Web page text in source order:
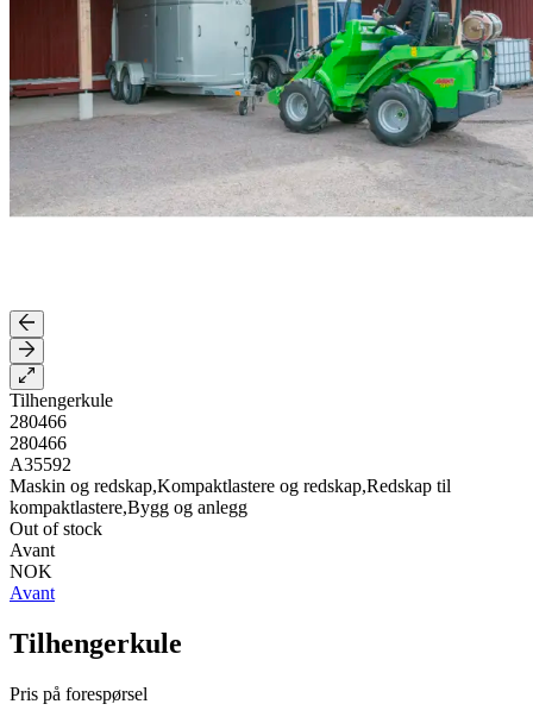
Tilhengerkule
280466
280466
A35592
Maskin og redskap,Kompaktlastere og redskap,Redskap til
kompaktlastere,Bygg og anlegg
Out of stock
Avant
NOK
Avant
Tilhengerkule
Pris på forespørsel